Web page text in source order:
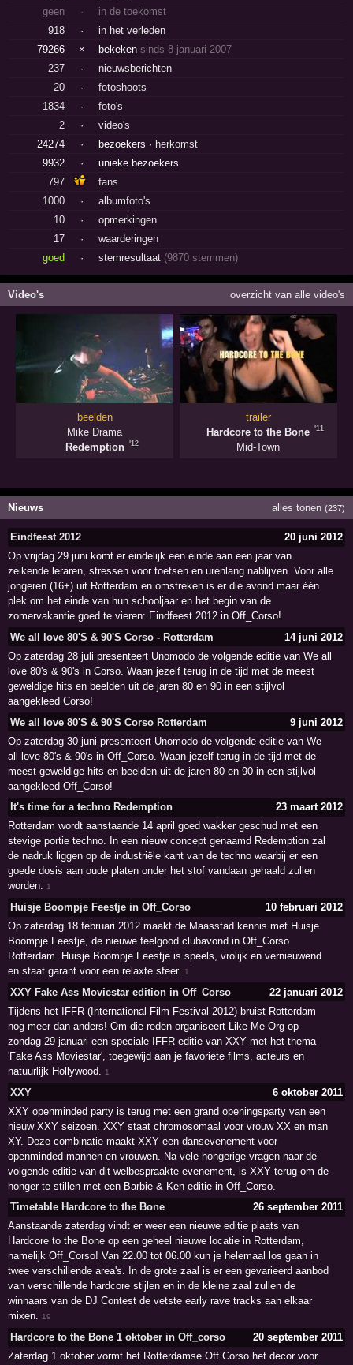
geen
·
in de toekomst
918
·
in het verleden
79266
× bekekensinds 8 januari 2007
237
·
nieuwsberichten
20
·
fotoshoots
1834
·
foto's
2
·
video's
24274
· bezoekers · herkomst
9932
·
unieke bezoekers
797
fans
1000
·
albumfoto's
10
·
opmerkingen
17
·
waarderingen
goed
· stemresultaat (9870 stemmen)
Video's overzicht van alle video's
beelden
Mike Drama
Redemption
'12
trailer
Hardcore to the Bone
'11
Mid-Town
Nieuws alles tonen (237)
Eindfeest 2012
20 juni 2012
Op vrijdag 29 juni komt er eindelijk een einde aan een jaar van
zeikende leraren, stressen voor toetsen en urenlang nablijven. Voor alle
jongeren (16+) uit Rotterdam en omstreken is er die avond maar één
plek om het einde van hun schooljaar en het begin van de
zomervakantie goed te vieren: Eindfeest 2012 in Off_Corso!
We all love 80'S & 90'S Corso - Rotterdam
14 juni 2012
Op zaterdag 28 juli presenteert Unomodo de volgende editie van We all
love 80's & 90's in Corso. Waan jezelf terug in de tijd met de meest
geweldige hits en beelden uit de jaren 80 en 90 in een stijlvol
aangekleed Corso!
We all love 80'S & 90'S Corso Rotterdam
9 juni 2012
Op zaterdag 30 juni presenteert Unomodo de volgende editie van We
all love 80's & 90's in Off_Corso. Waan jezelf terug in de tijd met de
meest geweldige hits en beelden uit de jaren 80 en 90 in een stijlvol
aangekleed Off_Corso!
It's time for a techno Redemption
23 maart 2012
Rotterdam wordt aanstaande 14 april goed wakker geschud met een
stevige portie techno. In een nieuw concept genaamd Redemption zal
de nadruk liggen op de industriële kant van de techno waarbij er een
goede dosis aan oude platen onder het stof vandaan gehaald zullen
worden. 1
Huisje Boompje Feestje in Off_Corso
10 februari 2012
Op zaterdag 18 februari 2012 maakt de Maasstad kennis met Huisje
Boompje Feestje, de nieuwe feelgood clubavond in Off_Corso
Rotterdam. Huisje Boompje Feestje is speels, vrolijk en vernieuwend
en staat garant voor een relaxte sfeer. 1
XXY Fake Ass Moviestar edition in Off_Corso
22 januari 2012
Tijdens het IFFR (International Film Festival 2012) bruist Rotterdam
nog meer dan anders! Om die reden organiseert Like Me Org op
zondag 29 januari een speciale IFFR editie van XXY met het thema
'Fake Ass Moviestar', toegewijd aan je favoriete films, acteurs en
natuurlijk Hollywood.
1
XXY
6 oktober 2011
XXY openminded party is terug met een grand openingsparty van een
nieuw XXY seizoen. XXY staat chromosomaal voor vrouw XX en man
XY. Deze combinatie maakt XXY een dansevenement voor
openminded mannen en vrouwen. Na vele hongerige vragen naar de
volgende editie van dit welbespraakte evenement, is XXY terug om de
honger te stillen met een Barbie & Ken editie in Off_Corso.
Timetable Hardcore to the Bone
26 september 2011
Aanstaande zaterdag vindt er weer een nieuwe editie plaats van
Hardcore to the Bone op een geheel nieuwe locatie in Rotterdam,
namelijk Off_Corso! Van 22.00 tot 06.00 kun je helemaal los gaan in
twee verschillende area's. In de grote zaal is er een gevarieerd aanbod
van verschillende hardcore stijlen en in de kleine zaal zullen de
winnaars van de DJ Contest de vetste early rave tracks aan elkaar
mixen. 19
Hardcore to the Bone 1 oktober in Off_corso
20 september 2011
Zaterdag 1 oktober vormt het Rotterdamse Off Corso het decor voor